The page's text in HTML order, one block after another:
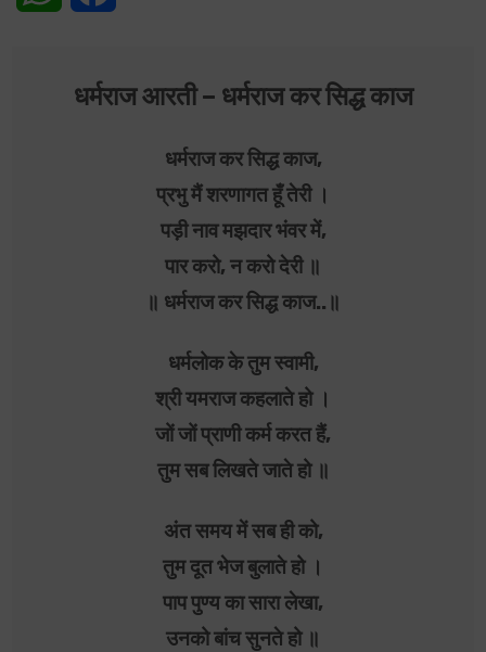
धर्मराज आरती – धर्मराज कर सिद्ध काज
धर्मराज कर सिद्ध काज,
प्रभु मैं शरणागत हूँ तेरी ।
पड़ी नाव मझदार भंवर में,
पार करो, न करो देरी ॥
॥ धर्मराज कर सिद्ध काज..॥
धर्मलोक के तुम स्वामी,
श्री यमराज कहलाते हो ।
जों जों प्राणी कर्म करत हैं,
तुम सब लिखते जाते हो ॥
अंत समय में सब ही को,
तुम दूत भेज बुलाते हो ।
पाप पुण्य का सारा लेखा,
उनको बांच सुनते हो ॥